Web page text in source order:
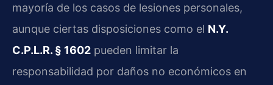
mayoría de los casos de lesiones personales,
aunque ciertas disposiciones como el N.Y.
C.P.L.R. § 1602 pueden limitar la
responsabilidad por daños no económicos en